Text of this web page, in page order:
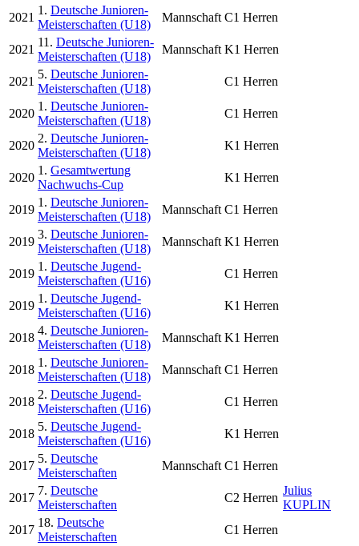
2021
1. Deutsche Junioren-
Meisterschaften (U18)
Mannschaft C1 Herren
2021
11. Deutsche Junioren-
Meisterschaften (U18)
Mannschaft K1 Herren
2021
5. Deutsche Junioren-
Meisterschaften (U18)
C1 Herren
2020
1. Deutsche Junioren-
Meisterschaften (U18)
C1 Herren
2020
2. Deutsche Junioren-
Meisterschaften (U18)
K1 Herren
2020
1. Gesamtwertung
Nachwuchs-Cup
K1 Herren
2019
1. Deutsche Junioren-
Meisterschaften (U18)
Mannschaft C1 Herren
2019
3. Deutsche Junioren-
Meisterschaften (U18)
Mannschaft K1 Herren
2019
1. Deutsche Jugend-
Meisterschaften (U16)
C1 Herren
2019
1. Deutsche Jugend-
Meisterschaften (U16)
K1 Herren
2018
4. Deutsche Junioren-
Meisterschaften (U18)
Mannschaft K1 Herren
2018
1. Deutsche Junioren-
Meisterschaften (U18)
Mannschaft C1 Herren
2018
2. Deutsche Jugend-
Meisterschaften (U16)
C1 Herren
2018
5. Deutsche Jugend-
Meisterschaften (U16)
K1 Herren
2017
5. Deutsche
Meisterschaften
Mannschaft C1 Herren
2017
7. Deutsche
Meisterschaften
C2 Herren
Julius
KUPLIN
2017
18. Deutsche
Meisterschaften
C1 Herren